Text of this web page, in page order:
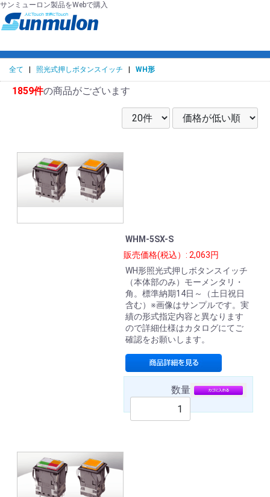
サンミューロン製品をWebで購入
全て 照光式押しボタンスイッチ WH形
1859件の商品がございます
WHM-5SX-S
販売価格(税込）: 2,063円
WH形照光式押しボタンスイッチ
（本体部のみ）モーメンタリ・
角。標準納期14日～（土日祝日
含む）※画像はサンプルです。実
績の形式指定内容と異なります
ので詳細仕様はカタログにてご
確認をお願いします。
数量